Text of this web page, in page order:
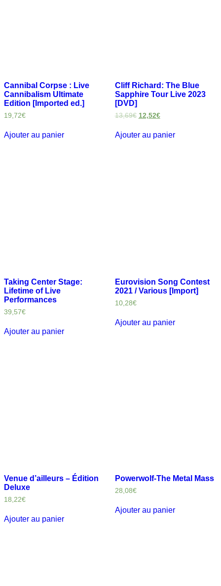
Cannibal Corpse : Live
Cannibalism Ultimate
Edition [Imported ed.]
19,72€
Ajouter au panier
Cliff Richard: The Blue
Sapphire Tour Live 2023
[DVD]
13,69€ 12,52€
Ajouter au panier
Taking Center Stage:
Lifetime of Live
Performances
39,57€
Ajouter au panier
Eurovision Song Contest
2021 / Various [Import]
10,28€
Ajouter au panier
Venue d’ailleurs – Édition
Deluxe
18,22€
Ajouter au panier
Powerwolf-The Metal Mass
28,08€
Ajouter au panier